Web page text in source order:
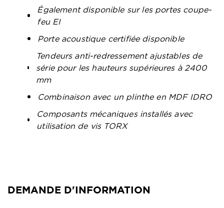
Également disponible sur les portes coupe-
feu EI
Porte acoustique certifiée disponible
Tendeurs anti-redressement ajustables de
série pour les hauteurs supérieures à 2400
mm
Combinaison avec un plinthe en MDF IDRO
Composants mécaniques installés avec
utilisation de vis TORX
DEMANDE D'INFORMATION